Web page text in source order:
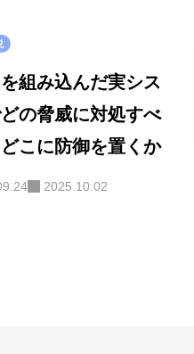
組み込んだ実シス
の脅威に対処すべ
こに防御を置くか
2025.10.02